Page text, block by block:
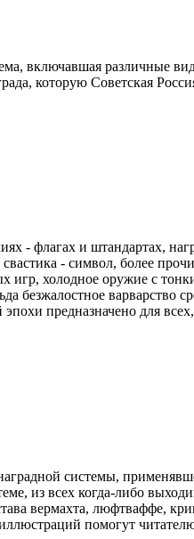
включавшая различные
которую Советская
- флагах и штандартах,
- символ, более
игр, холодное оружие с
безжалостное варварство
предназначено для
системы,
из всех когда-либо
вермахта, люфтваффе,
помогут